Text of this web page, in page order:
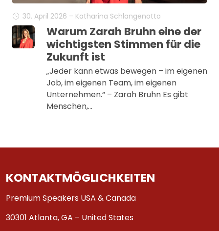
30. April 2026 – Katharina Schlangenotto
Warum Zarah Bruhn eine der
wichtigsten Stimmen für die
Zukunft ist
„Jeder kann etwas bewegen – im eigenen
Job, im eigenen Team, im eigenen
Unternehmen.“ – Zarah Bruhn Es gibt
Menschen,…
KONTAKTMÖGLICHKEITEN
Premium Speakers USA & Canada
30301 Atlanta, GA – United States